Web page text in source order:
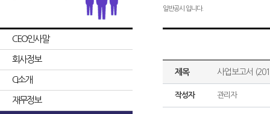
CEO인사말
회사정보
CI소개
재무정보
일반공시 입니다.
제목 사업보고서
작성자 관리자